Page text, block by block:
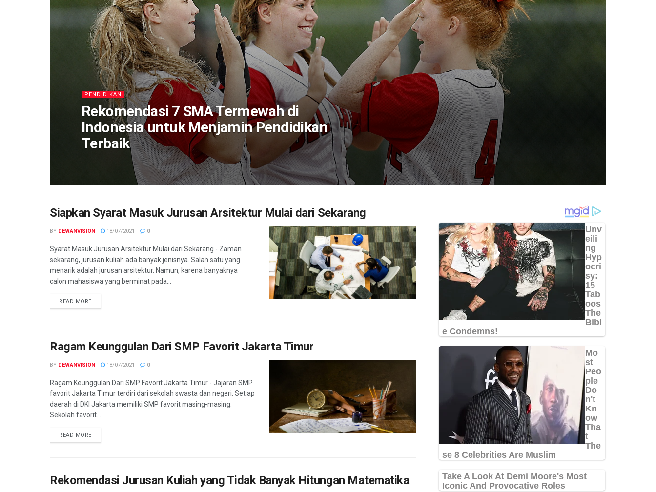
PENDIDIKAN
Rekomendasi 7 SMA Termewah di
Indonesia untuk Menjamin Pendidikan
Terbaik
Siapkan Syarat Masuk Jurusan Arsitektur Mulai dari Sekarang
BY DEWANVISION 18/07/2021 0
Syarat Masuk Jurusan Arsitektur Mulai dari Sekarang - Zaman
sekarang, jurusan kuliah ada banyak jenisnya. Salah satu yang
menarik adalah jurusan arsitektur. Namun, karena banyaknya
calon mahasiswa yang berminat pada...
READ MORE
Ragam Keunggulan Dari SMP Favorit Jakarta Timur
BY DEWANVISION 18/07/2021 0
Ragam Keunggulan Dari SMP Favorit Jakarta Timur - Jajaran SMP
favorit Jakarta Timur terdiri dari sekolah swasta dan negeri. Setiap
daerah di DKI Jakarta memiliki SMP favorit masing-masing.
Sekolah favorit...
READ MORE
Rekomendasi Jurusan Kuliah yang Tidak Banyak Hitungan Matematika